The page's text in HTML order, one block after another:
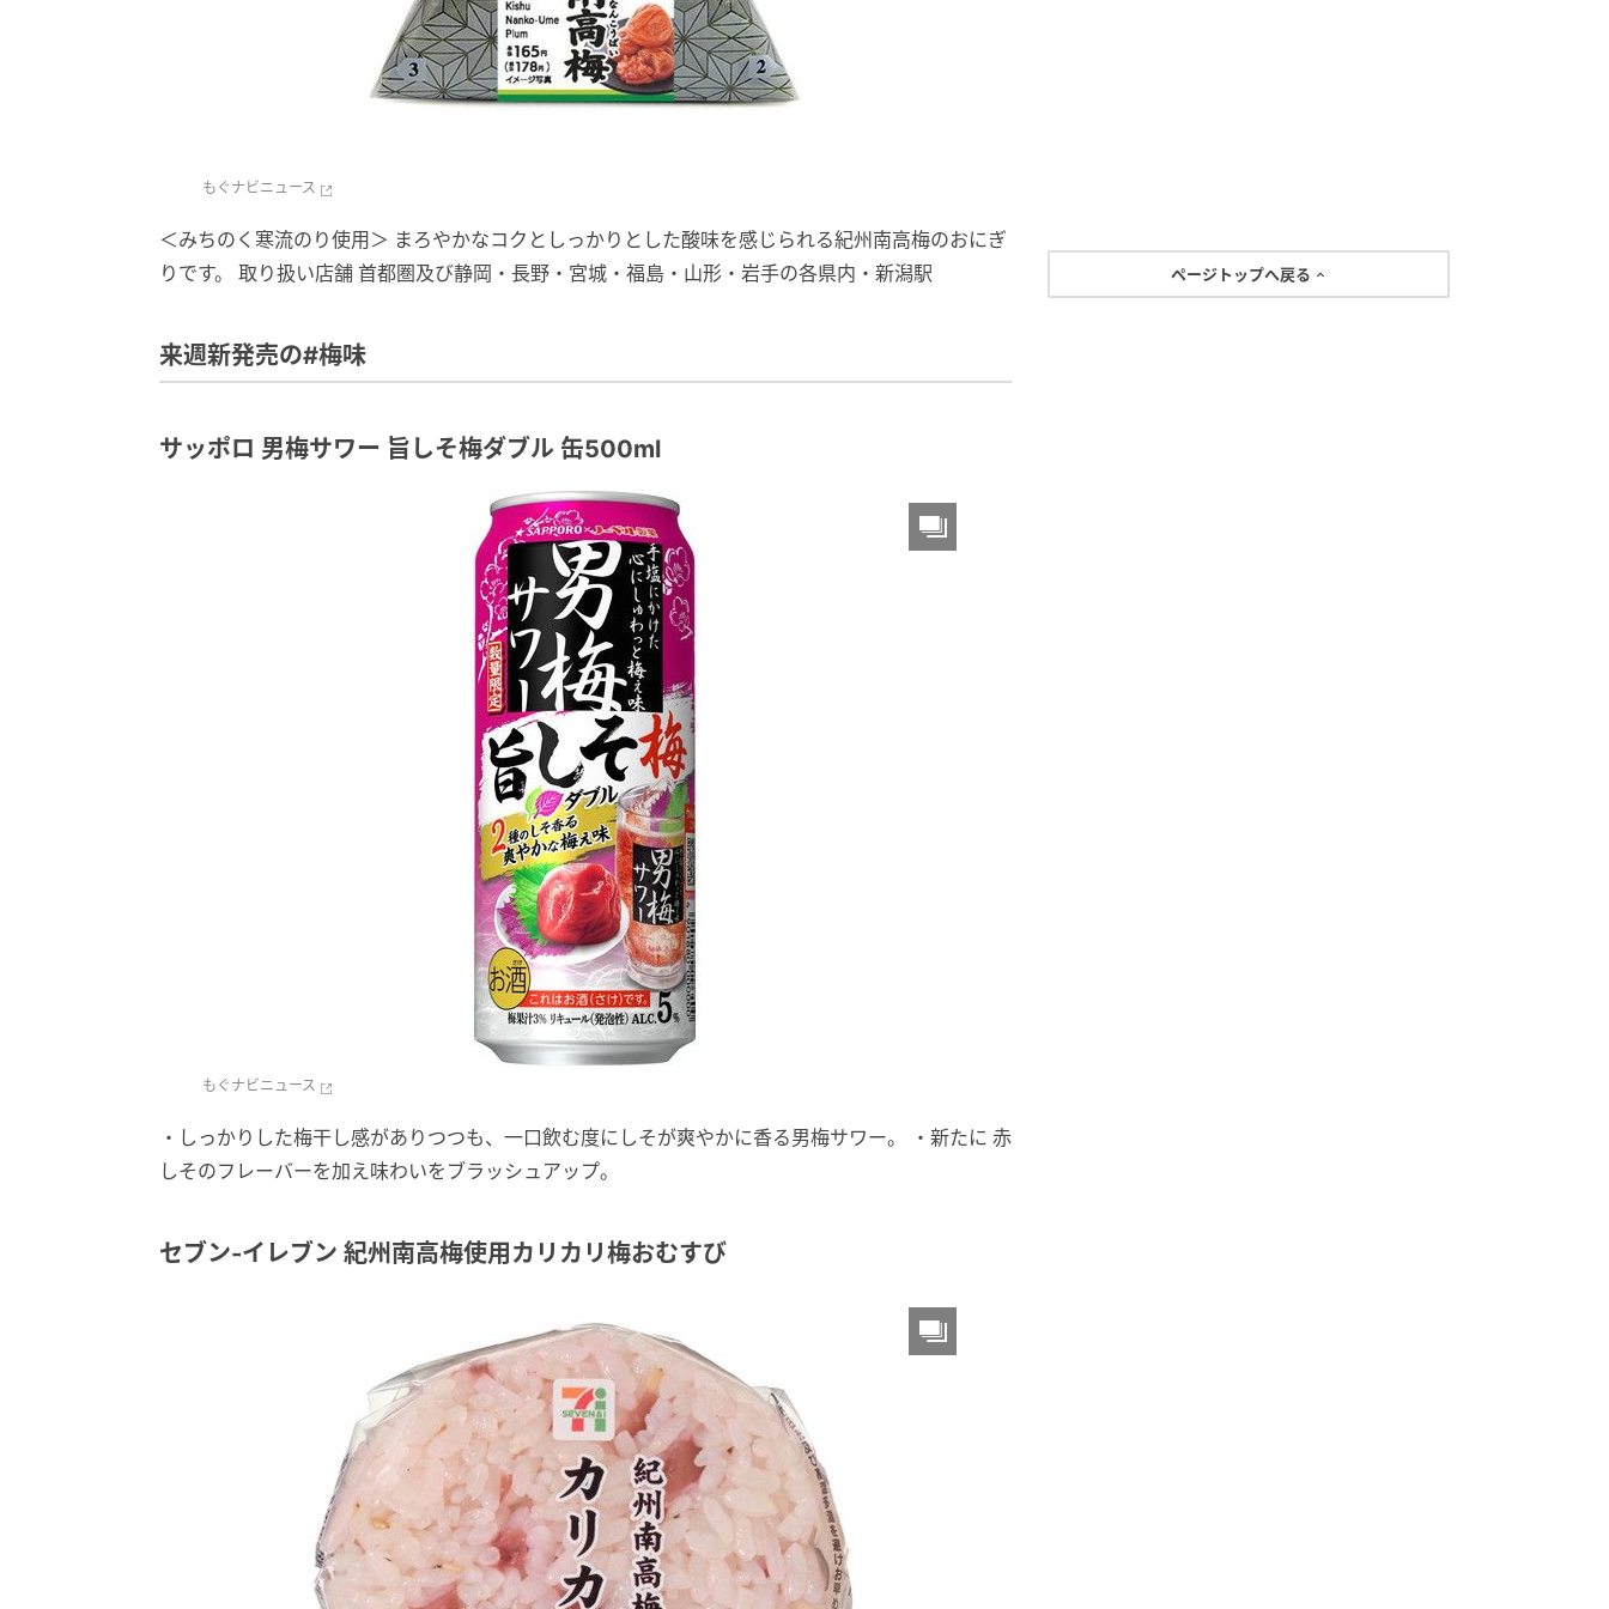
もぐナビニュース
＜みちのく寒流のり使用＞ まろやかなコクとしっかりとした酸味を感じられる紀州南高梅のおにぎ
りです。 取り扱い店舗 首都圏及び静岡・長野・宮城・福島・山形・岩手の各県内・新潟駅
来週新発売の#梅味
サッポロ 男梅サワー 旨しそ梅ダブル 缶500ml
もぐナビニュース
・しっかりした梅干し感がありつつも、一口飲む度にしそが爽やかに香る男梅サワー。 ・新たに 赤
しそのフレーバーを加え味わいをブラッシュアップ。
セブン-イレブン 紀州南高梅使用カリカリ梅おむすび
ページトップへ戻る